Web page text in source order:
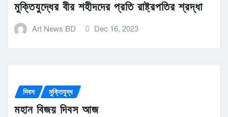
মুক্তিযুদ্ধের বীর শহীদদের প্রতি রাষ্ট্রপতির শ্রদ্ধা
Art News BD Dec 16, 2023
দিবস মুক্তিযুদ্ধ
মহান বিজয় দিবস আজ